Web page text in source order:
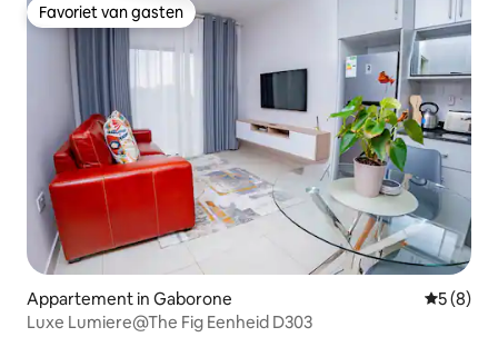
Favoriet van gasten
Favoriet van gasten
Appartement in Gaborone
5 (8)
Luxe Lumiere@The Fig Eenheid D303